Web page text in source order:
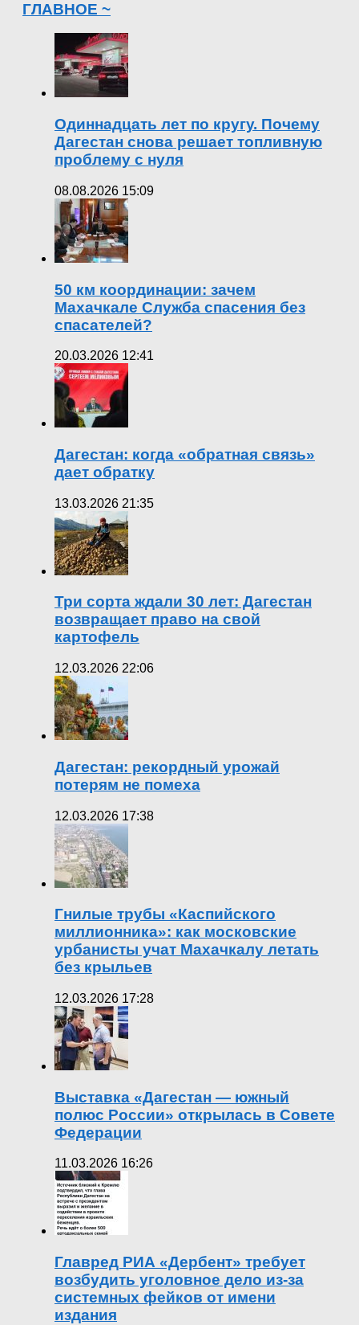
ГЛАВНОЕ ~
Одиннадцать лет по кругу. Почему
Дагестан снова решает топливную
проблему с нуля
08.08.2026 15:09
50 км координации: зачем
Махачкале Служба спасения без
спасателей?
20.03.2026 12:41
Дагестан: когда «обратная связь»
дает обратку
13.03.2026 21:35
Три сорта ждали 30 лет: Дагестан
возвращает право на свой
картофель
12.03.2026 22:06
Дагестан: рекордный урожай
потерям не помеха
12.03.2026 17:38
Гнилые трубы «Каспийского
миллионника»: как московские
урбанисты учат Махачкалу летать
без крыльев
12.03.2026 17:28
Выставка «Дагестан — южный
полюс России» открылась в Совете
Федерации
11.03.2026 16:26
Главред РИА «Дербент» требует
возбудить уголовное дело из-за
системных фейков от имени
издания